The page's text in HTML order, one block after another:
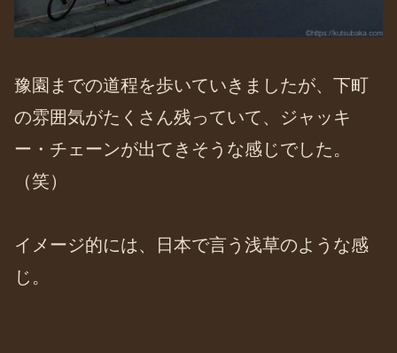
豫園までの道程を歩いていきましたが、下町
の雰囲気がたくさん残っていて、ジャッキ
ー・チェーンが出てきそうな感じでした。
（笑）
イメージ的には、日本で言う浅草のような感
じ。